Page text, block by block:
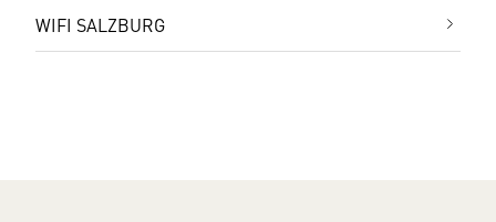
WIFI SALZBURG